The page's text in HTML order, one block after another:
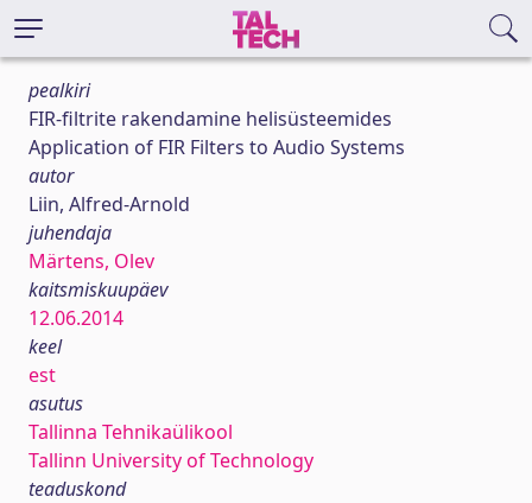
pealkiri
FIR-filtrite rakendamine helisüsteemides
Application of FIR Filters to Audio Systems
autor
Liin, Alfred-Arnold
juhendaja
Märtens, Olev
kaitsmiskuupäev
12.06.2014
keel
est
asutus
Tallinna Tehnikaülikool
Tallinn University of Technology
teaduskond